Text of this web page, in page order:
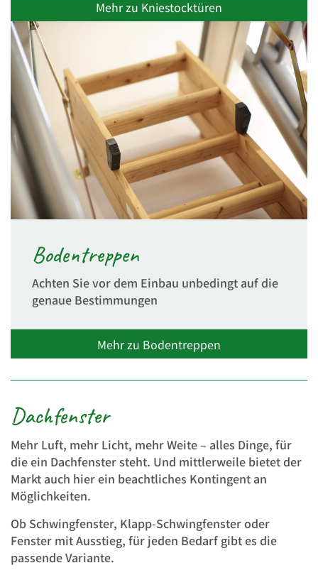
Mehr zu Kniestocktüren
Bodentreppen
Achten Sie vor dem Einbau unbedingt auf die
genaue Bestimmungen
Mehr zu Bodentreppen
Dachfenster
Mehr Luft, mehr Licht, mehr Weite – alles Dinge, für
die ein Dachfenster steht. Und mittlerweile bietet der
Markt auch hier ein beachtliches Kontingent an
Möglichkeiten.
Ob Schwingfenster, Klapp-Schwingfenster oder
Fenster mit Ausstieg, für jeden Bedarf gibt es die
passende Variante.